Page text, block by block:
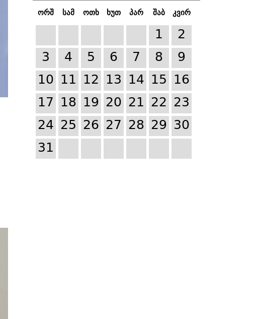
ორშ სამ ოთხ ხუთ პარ შაბ კვირ
1
2
3
4 5 6 7 8
9
10 11 12 13 14 15 16
17 18 19 20 21 22 23
24 25 26 27 28 29 30
31